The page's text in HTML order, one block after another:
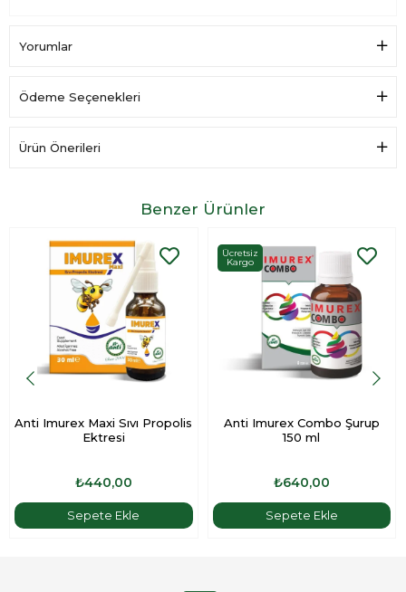
Üzüm ekstresi
Nar Esktresi
Yaban Mersini Ekstresi
4
Yorumlar
Ödeme Seçenekleri
Ürün Önerileri
Benzer Ürünler
Anti Imurex Maxi Sıvı Propolis
Ektresi
₺440,00
Sepete Ekle
Anti Imurex Combo Şurup
150 ml
₺640,00
Sepete Ekle
Ücretsiz
Kargo